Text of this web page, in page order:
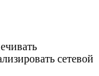
сетевой